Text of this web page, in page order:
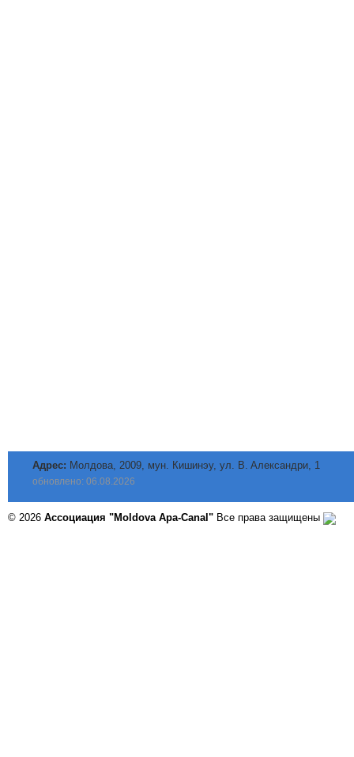
Адрес: Молдова, 2009, мун. Кишинэу, ул. B. Aлександри, 1
обновлено: 06.08.2026
© 2026 Ассоциация "Moldova Apa-Canal" Все права защищены